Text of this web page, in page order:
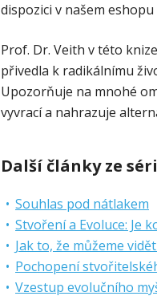
dispozici v našem eshopu
Prof. Dr. Veith v této
přivedla k radikálnímu
Upozorňuje na mnohé
vyvrací a nahrazuje
Další články ze
Souhlas pod nátlakem
Stvoření a Evoluce: Je
Jak to, že můžeme
Pochopení
Vzestup evolučního